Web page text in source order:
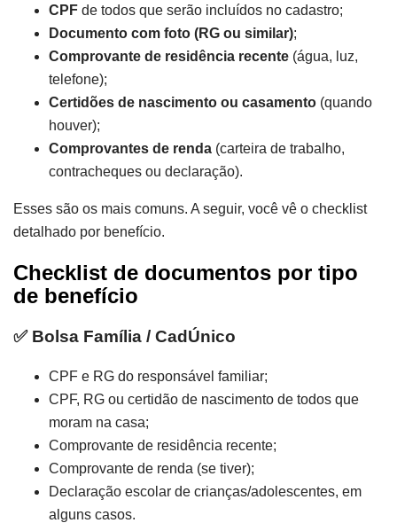
CPF de todos que serão incluídos no cadastro;
Documento com foto (RG ou similar);
Comprovante de residência recente (água, luz,
telefone);
Certidões de nascimento ou casamento (quando
houver);
Comprovantes de renda (carteira de trabalho,
contracheques ou declaração).
Esses são os mais comuns. A seguir, você vê o checklist
detalhado por benefício.
Checklist de documentos por tipo
de benefício
✅ Bolsa Família / CadÚnico
CPF e RG do responsável familiar;
CPF, RG ou certidão de nascimento de todos que
moram na casa;
Comprovante de residência recente;
Comprovante de renda (se tiver);
Declaração escolar de crianças/adolescentes, em
alguns casos.